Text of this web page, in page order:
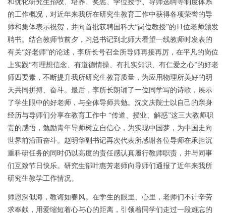
和优化研究生招收、培养、奖惩、学位授予、导师选聘等制度体系
的工作概况，对近年来我所在研究生教育工作中获得各项荣誉的导
师和集体表示祝贺，并向首批获聘国科大“岗位教授”的11位老师颁发
聘书。结合教师节前夕，习总书记到北师大看望一线教师时发表的
有关“好老师”的论述，李所长号召全所导师再接再厉，在平凡的岗位
上实践“有理想信念、有道德情操、有扎实知识、有仁爱之心”的好老
师四要素，不断提升我所研究生教育质量，为应用物理所美好的明
天共同拼搏、奋斗。最后，李所长朗诵了一位同学写的诗歌，展示
了学生眼中的好老师，与全体导师共勉。沈文庆院士以自己的亲身
经历与导师们分享在教育工作中 “传道、授业、解惑”这三大教师职
责的感悟，勉励青年导师树立自信心，为实现中国梦，为中国走向
世界前沿而奋斗。赵明华副书记再次代表所感谢各位导师在承担沉
重科研任务的同时仍以高度的责任感认真履行教师职责，并与同事
们互致节日快乐。研究生部叶惠芳老师向导师们通报了近年来我所
研究生教学工作情况。
师恩深似海，教诲如春风。在学生的眼里、心里，老师们不计辛劳
求奉献，用爱缩短着心与心的距离，引领着同学们走过一段难忘的